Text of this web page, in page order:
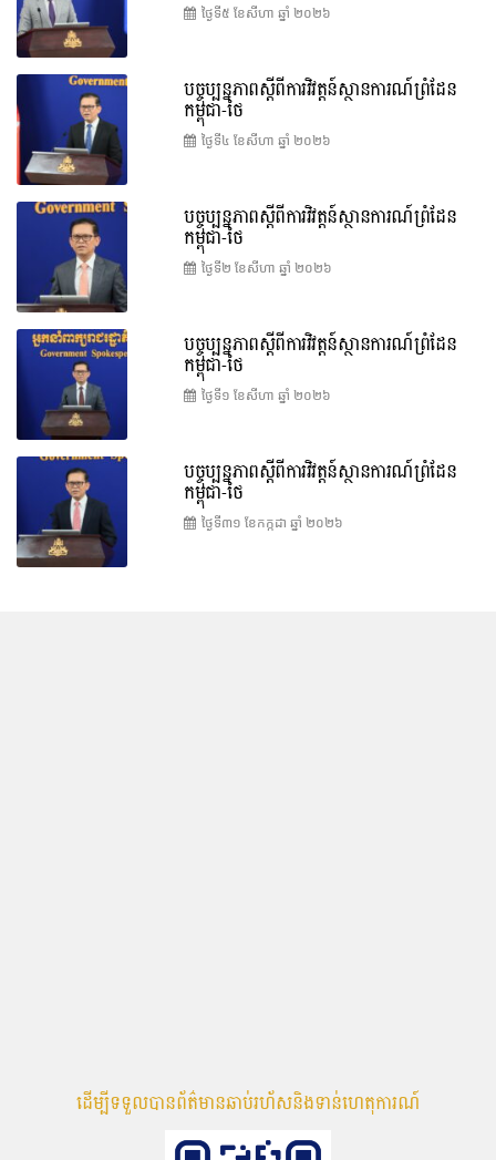
ថ្ងៃទី៥ ខែ​សីហា ឆ្នាំ ២០២៦
បច្ចុប្បន្នភាពស្ដីពីការវិវត្តន៍ស្ថានការណ៍ព្រំដែន
កម្ពុជា-ថៃ
ថ្ងៃទី៤ ខែ​សីហា ឆ្នាំ ២០២៦
បច្ចុប្បន្នភាពស្ដីពីការវិវត្តន៍ស្ថានការណ៍ព្រំដែន
កម្ពុជា-ថៃ
ថ្ងៃទី២ ខែ​សីហា ឆ្នាំ ២០២៦
បច្ចុប្បន្នភាពស្ដីពីការវិវត្តន៍ស្ថានការណ៍ព្រំដែន
កម្ពុជា-ថៃ
ថ្ងៃទី១ ខែ​សីហា ឆ្នាំ ២០២៦
បច្ចុប្បន្នភាពស្ដីពីការវិវត្តន៍ស្ថានការណ៍ព្រំដែន
កម្ពុជា-ថៃ
ថ្ងៃទី៣១ ខែ​កក្កដា ឆ្នាំ ២០២៦
ដើម្បីទទួលបានព័ត៌មានឆាប់រហ័សនិងទាន់ហេតុការណ៍